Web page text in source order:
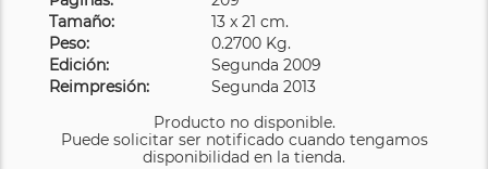
Tamaño:
13 x 21 cm.
Peso:
0.2700 Kg.
Edición:
Segunda 2009
Reimpresión:
Segunda 2013
Producto no disponible.
Puede solicitar ser notificado cuando tengamos
disponibilidad en la tienda.